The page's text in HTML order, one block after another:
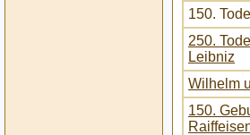
150.
250.
Leibniz
Wilhelm
150.